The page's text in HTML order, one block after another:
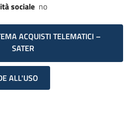
sociale no
ACQUISTI TELEMATICI –
SATER
ALL'USO